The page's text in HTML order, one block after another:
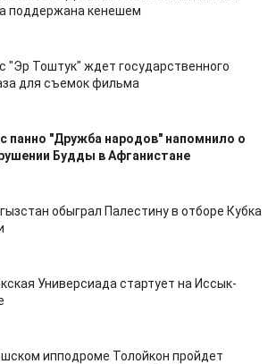
поддержана кенешем
"Эр Тоштук" ждет государственного
для съемок фильма
панно "Дружба народов" напомнило о
Будды в Афганистане
обыграл Палестину в отборе Кубка
Универсиада стартует на Иссык-
ипподроме Толойкон пройдет